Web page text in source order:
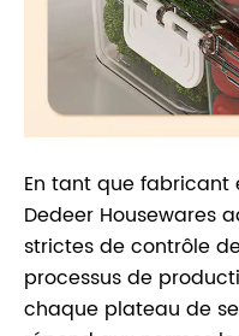
En tant que fabricant
Dedeer Housewares
strictes de contrôle
processus de
chaque plateau de